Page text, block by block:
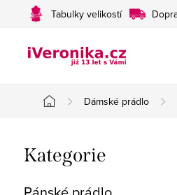
Tabulky velikostí
Domů
Dámské prádlo
o
Přeskočit
kategorie
Kategorie